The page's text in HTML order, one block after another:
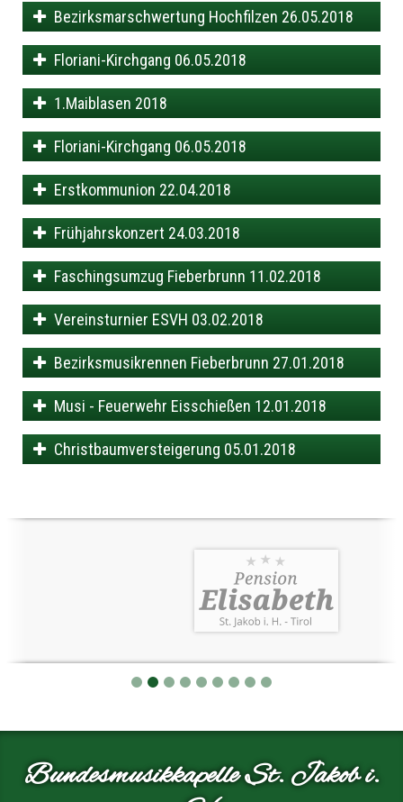
Bezirksmarschwertung Hochfilzen 26.05.2018
Floriani-Kirchgang 06.05.2018
1.Maiblasen 2018
Floriani-Kirchgang 06.05.2018
Erstkommunion 22.04.2018
Frühjahrskonzert 24.03.2018
Faschingsumzug Fieberbrunn 11.02.2018
Vereinsturnier ESVH 03.02.2018
Bezirksmusikrennen Fieberbrunn 27.01.2018
Musi - Feuerwehr Eisschießen 12.01.2018
Christbaumversteigerung 05.01.2018
Bundesmusikkapelle St. Jakob i.